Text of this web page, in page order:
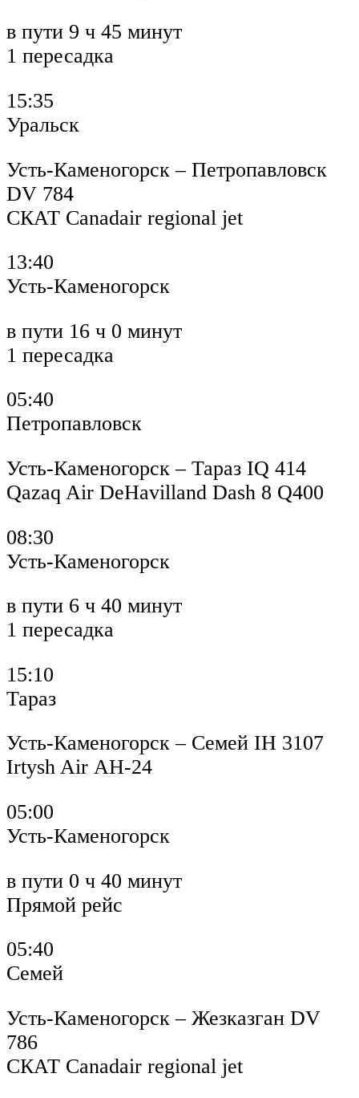
в пути 9 ч 45 минут
1 пересадка
15:35
Уральск
Усть-Каменогорск – Петропавловск
DV 784
СКАТ Canadair regional jet
13:40
Усть-Каменогорск
в пути 16 ч 0 минут
1 пересадка
05:40
Петропавловск
Усть-Каменогорск – Тараз IQ 414
Qazaq Air DeHavilland Dash 8 Q400
08:30
Усть-Каменогорск
в пути 6 ч 40 минут
1 пересадка
15:10
Тараз
Усть-Каменогорск – Семей IH 3107
Irtysh Air АН-24
05:00
Усть-Каменогорск
в пути 0 ч 40 минут
Прямой рейс
05:40
Семей
Усть-Каменогорск – Жезказган DV
786
СКАТ Canadair regional jet